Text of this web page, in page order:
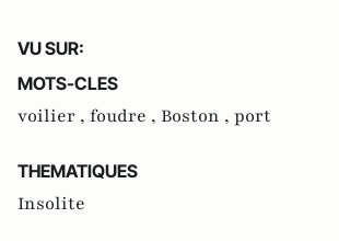
VU SUR:
MOTS-CLES
voilier , foudre , Boston , port
THEMATIQUES
Insolite